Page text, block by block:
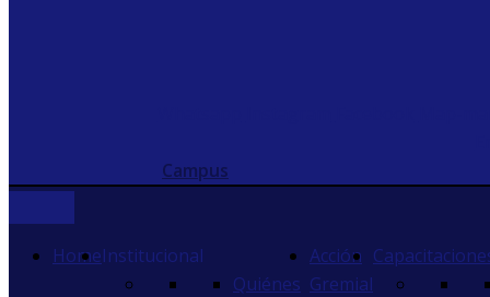
Campus
HomeInstitucional
Quiénes
Acción
Gremial